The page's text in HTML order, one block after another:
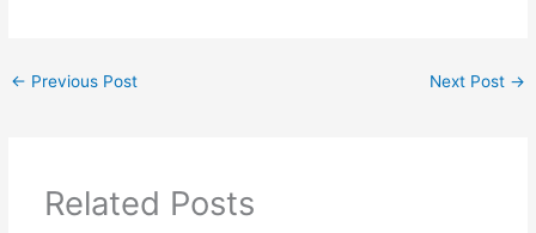
← Previous Post Next Post →
Related Posts